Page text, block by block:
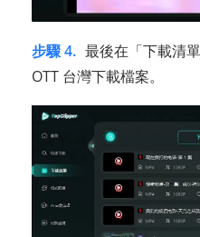
步驟 4. 最後在「下載清
OTT 台灣下載檔案。